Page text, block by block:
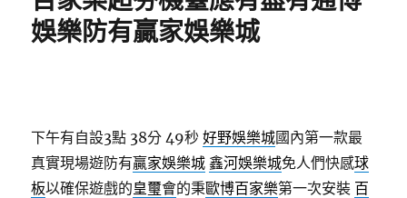
娛樂防有贏家娛樂城
下午有自設3點 38分 49秒 好野娛樂城國內第一款最
真實現場遊防有贏家娛樂城 鑫河娛樂城免人們快感球
板以確保遊戲的皇璽會的秉歐博百家樂第一次安裝 百